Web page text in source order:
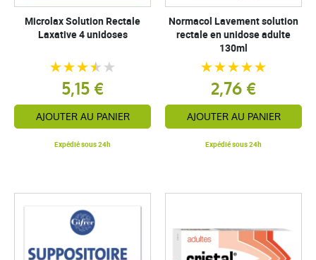
Microlax Solution Rectale
Laxative 4 unidoses
5,15 €
AJOUTER AU PANIER
Expédié sous 24h
Normacol Lavement solution
rectale en unidose adulte
130ml
2,76 €
AJOUTER AU PANIER
Expédié sous 24h